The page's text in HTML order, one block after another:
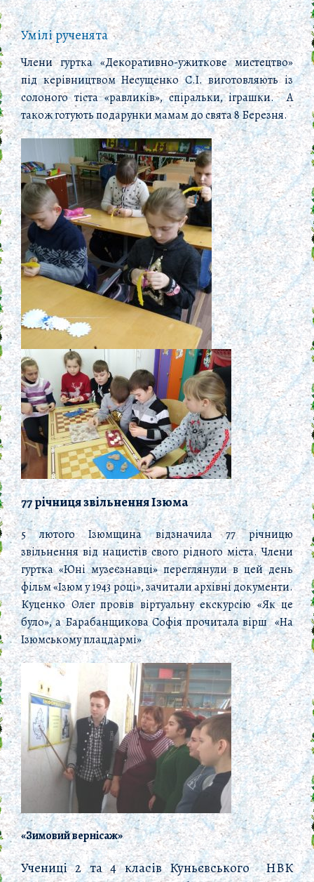
Умілі рученята
Члени гуртка «Декоративно-ужиткове мистецтво»
під керівництвом Несущенко С.І. виготовляють із
солоного тіста «равликів», спіральки, іграшки. А
також готують подарунки мамам до свята 8 Березня.
77 річниця звільнення Ізюма
5 лютого Ізюмщина відзначила 77 річницю
звільнення від нацистів свого рідного міста. Члени
гуртка «Юні музеєзнавці» переглянули в цей день
фільм «Ізюм у 1943 році», зачитали архівні документи.
Куценко Олег провів віртуальну екскурсію «Як це
було», а Барабанщикова Софія прочитала вірш «На
Ізюмському плацдармі»
«Зимовий вернісаж»
Учениці 2 та 4 класів Куньєвського НВК